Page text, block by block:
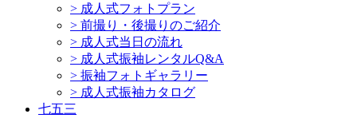
> 成人式フォトプラン
> 前撮り・後撮りのご紹介
> 成人式当日の流れ
> 成人式振袖レンタルQ&A
> 振袖フォトギャラリー
> 成人式振袖カタログ
七五三